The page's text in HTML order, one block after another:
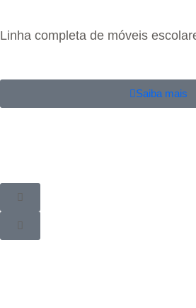
Linha completa de móveis
Saiba mais